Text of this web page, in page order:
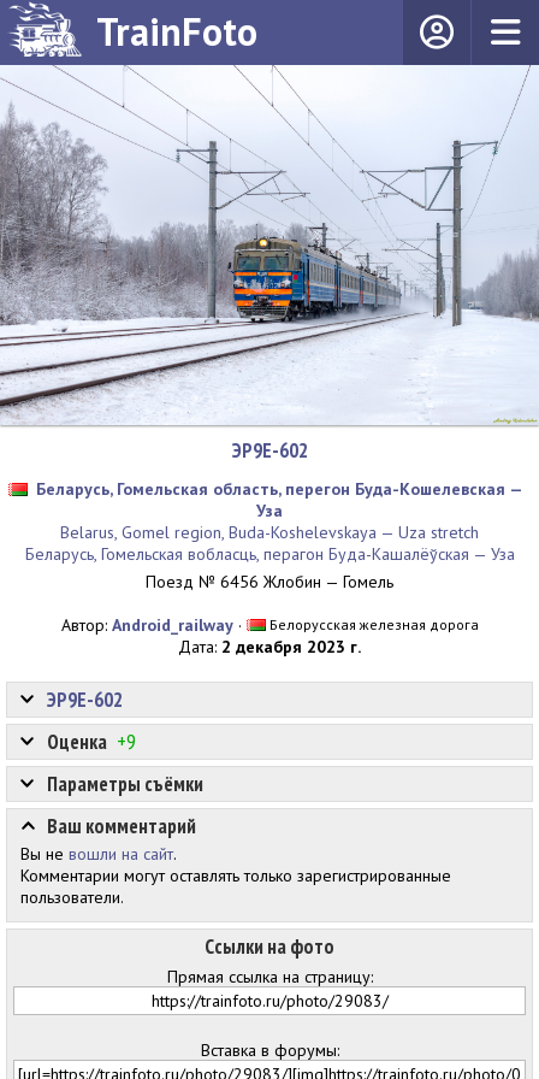
TrainFoto
ЭР9Е-602
Беларусь, Гомельская область, перегон Буда-Кошелевская —
Уза
Belarus, Gomel region, Buda-Koshelevskaya — Uza stretch
Беларусь, Гомельская вобласць, перагон Буда-Кашалёўская — Уза
Поезд № 6456 Жлобин — Гомель
Автор: Android_railway· Белорусская железная дорога
Дата: 2 декабря 2023 г.
Оценка +9
Ссылки на фото
Прямая ссылка на страницу:
Вставка в форумы:
ЭР9Е-602
Параметры съёмки
Ваш комментарий
Вы не вошли на сайт.
Комментарии могут оставлять только зарегистрированные
пользователи.